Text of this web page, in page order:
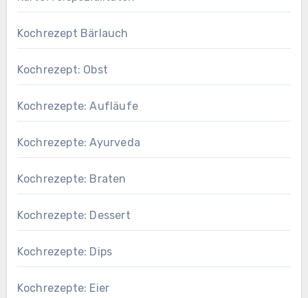
Kochrezept Bärlauch
Kochrezept: Obst
Kochrezepte: Aufläufe
Kochrezepte: Ayurveda
Kochrezepte: Braten
Kochrezepte: Dessert
Kochrezepte: Dips
Kochrezepte: Eier